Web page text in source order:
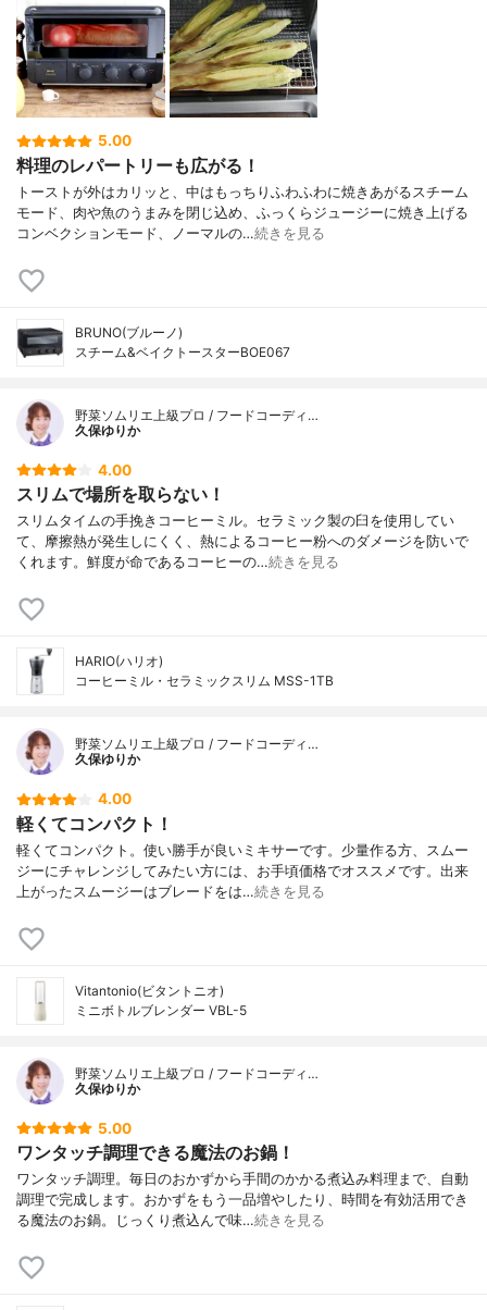
5.00
料理のレパートリーも広がる！
トーストが外はカリッと、中はもっちりふわふわに焼きあがるスチーム
モード、肉や魚のうまみを閉じ込め、ふっくらジュージーに焼き上げる
コンベクションモード、ノーマルの…続きを見る
BRUNO(ブルーノ)
スチーム&ベイクトースターBOE067
野菜ソムリエ上級プロ / フードコーディ…
久保ゆりか
4.00
スリムで場所を取らない！
スリムタイムの手挽きコーヒーミル。セラミック製の臼を使用してい
て、摩擦熱が発生しにくく、熱によるコーヒー粉へのダメージを防いで
くれます。鮮度が命であるコーヒーの…続きを見る
HARIO(ハリオ)
コーヒーミル・セラミックスリム MSS-1TB
野菜ソムリエ上級プロ / フードコーディ…
久保ゆりか
4.00
軽くてコンパクト！
軽くてコンパクト。使い勝手が良いミキサーです。少量作る方、スムー
ジーにチャレンジしてみたい方には、お手頃価格でオススメです。出来
上がったスムージーはブレードをは…続きを見る
Vitantonio(ビタントニオ)
ミニボトルブレンダー VBL-5
野菜ソムリエ上級プロ / フードコーディ…
久保ゆりか
5.00
ワンタッチ調理できる魔法のお鍋！
ワンタッチ調理。毎日のおかずから手間のかかる煮込み料理まで、自動
調理で完成します。おかずをもう一品増やしたり、時間を有効活用でき
る魔法のお鍋。じっくり煮込んで味…続きを見る